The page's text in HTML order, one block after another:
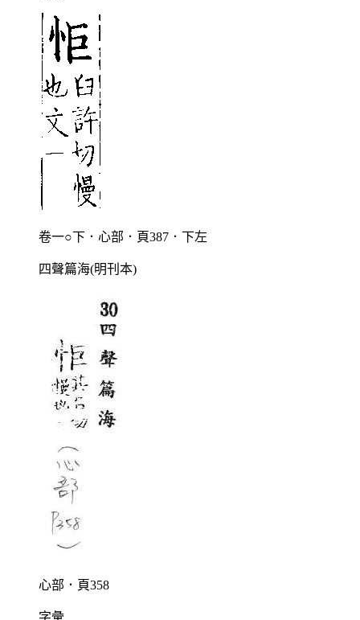
卷一○下．心部．頁387．下左
四聲篇海(明刊本)
心部．頁358